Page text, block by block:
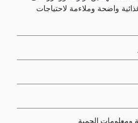
واضحة وملاءمة لاحتياجات
ومعلومات الحمية